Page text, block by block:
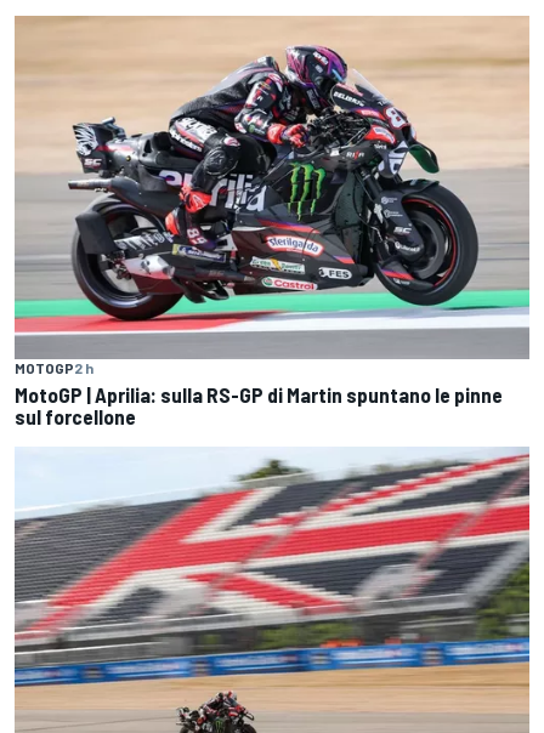
MOTOGP2 h
MotoGP | Aprilia: sulla RS-GP di Martin spuntano le pinne
sul forcellone